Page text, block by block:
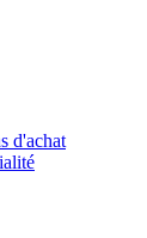
d'achat